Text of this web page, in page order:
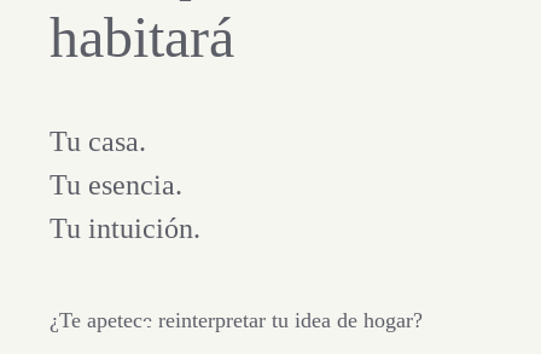
habitará
Tu casa.
Tu esencia.
Tu intuición.
¿Te apetece reinterpretar tu idea de hogar?
La casa que